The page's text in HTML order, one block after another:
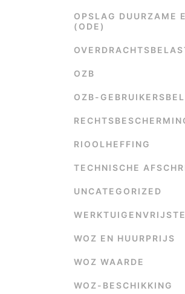
OPSLAG DUURZAME
(ODE)
OZB
OZB-
RIOOLHEFFING
TECHNISCHE
UNCATEGORIZED
WOZ EN HUURPRIJS
WOZ WAARDE
WOZ-BESCHIKKING